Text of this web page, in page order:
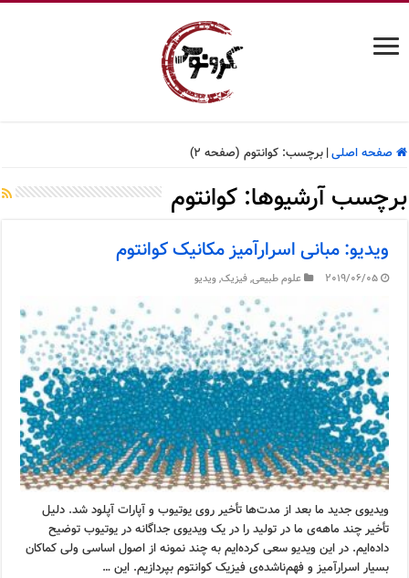
صفحه اصلی| برچسب:کوانتوم (صفحه 2)
برچسب آرشیوها:کوانتوم
ویدیو: مبانی اسرارآمیز مکانیک کوانتوم
2019/06/05 علوم طبیعی,فیزیک,ویدیو
ویدیوی جدید ما بعد از مدت‌ها تأخیر روی یوتیوب و آپارات آپلود شد. دلیل
تأخیر چند ماهه‌ی ما در تولید را در یک ویدیوی جداگانه در یوتیوب توضیح
داده‌ایم. در این ویدیو سعی کرده‌ایم به چند نمونه از اصول اساسی ولی کماکان
بسیار اسرارآمیز و فهم‌ناشده‌ی فیزیک کوانتوم بپردازیم. این …